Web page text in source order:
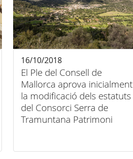
El Ple del Consell de
Mallorca aprova inicialment
la modificació dels estatuts
del Consorci Serra de
Tramuntana Patrimoni
16/10/2018